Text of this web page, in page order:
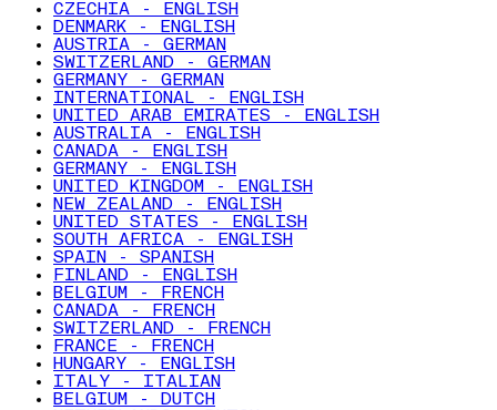
CZECHIA - ENGLISH
DENMARK - ENGLISH
AUSTRIA - GERMAN
SWITZERLAND - GERMAN
GERMANY - GERMAN
INTERNATIONAL - ENGLISH
UNITED ARAB EMIRATES - ENGLISH
AUSTRALIA - ENGLISH
CANADA - ENGLISH
GERMANY - ENGLISH
UNITED KINGDOM - ENGLISH
NEW ZEALAND - ENGLISH
UNITED STATES - ENGLISH
SOUTH AFRICA - ENGLISH
SPAIN - SPANISH
FINLAND - ENGLISH
BELGIUM - FRENCH
CANADA - FRENCH
SWITZERLAND - FRENCH
FRANCE - FRENCH
HUNGARY - ENGLISH
ITALY - ITALIAN
BELGIUM - DUTCH